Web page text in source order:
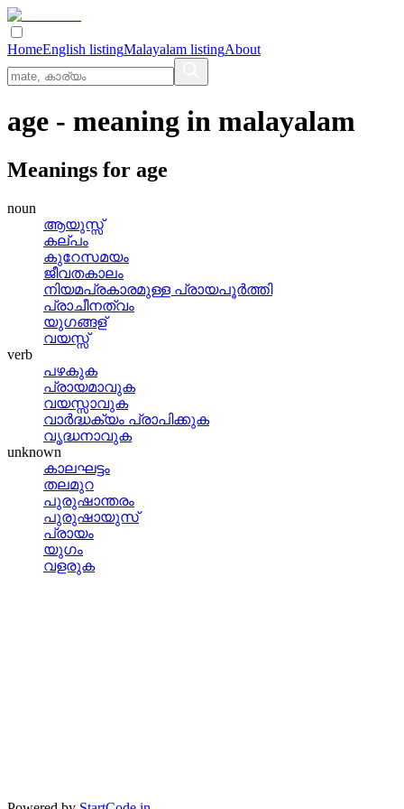
HomeEnglish listingMalayalam listingAbout
age - meaning in malayalam
Meanings for age
noun
ആയുസ്സ്
കല്‌പം
കുറേസമയം
ജീവതകാലം
നിയമപ്രകാരമുള്ള പ്രായപൂര്‍ത്തി
പ്രാചീനത്വം
യുഗങ്ങള്
വയസ്സ്
verb
പഴകുക
പ്രായമാവുക
വയസ്സാവുക
വാര്‍ദ്ധക്യം പ്രാപിക്കുക
വൃദ്ധനാവുക
unknown
കാലഘട്ടം
തലമുറ
പുരുഷാന്തരം
പുരുഷായുസ്
പ്രായം
യുഗം
വളരുക